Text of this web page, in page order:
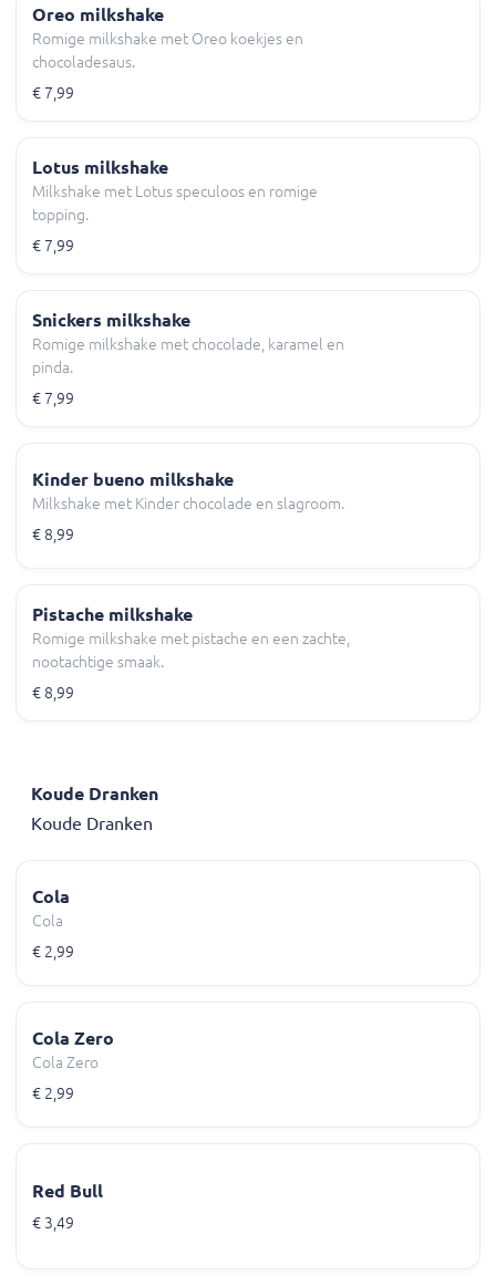
Oreo milkshake
Romige milkshake met Oreo koekjes en
chocoladesaus.
€ 7,99
Lotus milkshake
Milkshake met Lotus speculoos en romige
topping.
€ 7,99
Snickers milkshake
Romige milkshake met chocolade, karamel en
pinda.
€ 7,99
Kinder bueno milkshake
Milkshake met Kinder chocolade en slagroom.
€ 8,99
Pistache milkshake
Romige milkshake met pistache en een zachte,
nootachtige smaak.
€ 8,99
Koude Dranken
Koude Dranken
Cola
Cola
€ 2,99
Cola Zero
Cola Zero
€ 2,99
Red Bull
€ 3,49